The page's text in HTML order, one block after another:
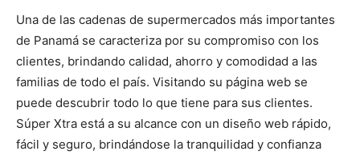
Una de las cadenas de supermercados más importantes
de Panamá se caracteriza por su compromiso con los
clientes, brindando calidad, ahorro y comodidad a las
familias de todo el país. Visitando su página web se
puede descubrir todo lo que tiene para sus clientes.
Súper Xtra está a su alcance con un diseño web rápido,
fácil y seguro, brindándose la tranquilidad y confianza